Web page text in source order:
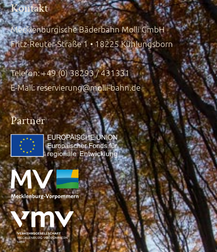
Kontakt
Mecklenburgische Bäderbahn Molli GmbH
Fritz-Reuter-Straße 1 • 18225 Kühlungsborn
Telefon: +49 (0) 38293 / 431331
E-Mail:reservierung@molli-bahn.de
Partner